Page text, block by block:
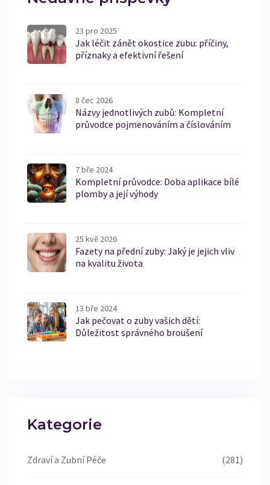
23 pro 2025
Jak léčit zánět okostice zubu: příčiny,
příznaky a efektivní řešení
8 čec 2026
Názvy jednotlivých zubů: Kompletní
průvodce pojmenováním a číslováním
7 bře 2024
Kompletní průvodce: Doba aplikace bílé
plomby a její výhody
25 kvě 2026
Fazety na přední zuby: Jaký je jejich vliv
na kvalitu života
13 bře 2024
Jak pečovat o zuby vašich dětí:
Důležitost správného broušení
Kategorie
Zdraví a Zubní Péče (281)